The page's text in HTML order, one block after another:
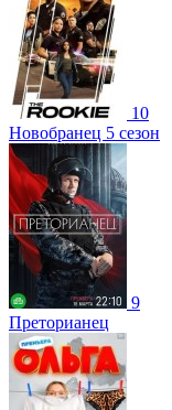
10
Новобранец 5 сезон
9
Преторианец